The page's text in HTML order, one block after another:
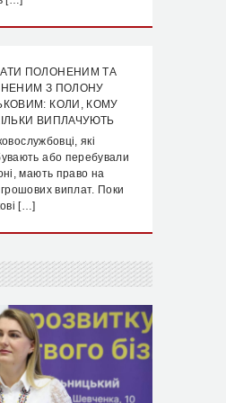
ПОЛОНЕНИМ ТА
З ПОЛОНУ
КОЛИ, КОМУ
ВИПЛАЧУЮТЬ
які
або перебували
мають право на
грошових виплат. Поки
[…]